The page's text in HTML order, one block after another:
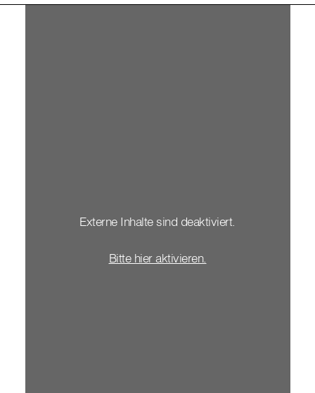
Externe Inhalte sind deaktiviert.
Bitte hier aktivieren.